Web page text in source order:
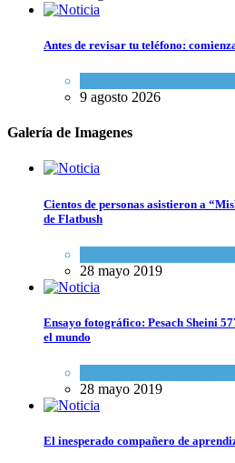
Antes de revisar tu teléfono:
9 agosto 2026
Galería de Imagenes
Cientos de personas asistieron a
de Flatbush
28 mayo 2019
Ensayo fotográfico: Pesach Sheini
el mundo
28 mayo 2019
El inesperado compañero de